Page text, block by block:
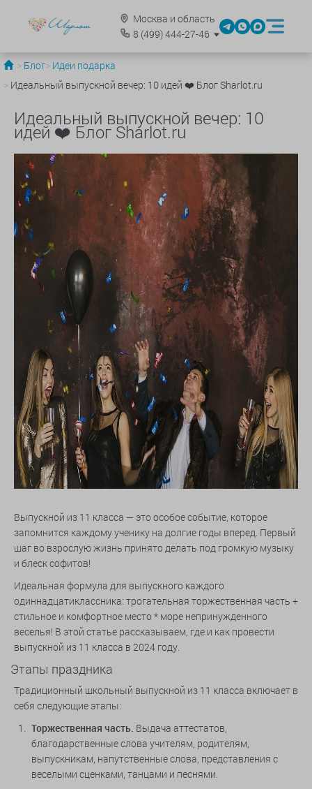
Москва и область
8 (499)444-27-46
Блог Идеи подарка
Идеальный выпускной вечер: 10 идей ❤️ Блог Sharlot.ru
Идеальный выпускной вечер: 10
идей ❤️ Блог Sharlot.ru
Выпускной из 11 класса — это особое событие, которое
запомнится каждому ученику на долгие годы вперед. Первый
шаг во взрослую жизнь принято делать под громкую музыку
и блеск софитов!
Идеальная формула для выпускного каждого
одиннадцатиклассника: трогательная торжественная часть +
стильное и комфортное место * море непринужденного
веселья! В этой статье рассказываем, где и как провести
выпускной из 11 класса в 2024 году.
Этапы праздника
Традиционный школьный выпускной из 11 класса включает в
себя следующие этапы:
Торжественная часть. Выдача аттестатов,
благодарственные слова учителям, родителям,
выпускникам, напутственные слова, представления с
веселыми сценками, танцами и песнями.